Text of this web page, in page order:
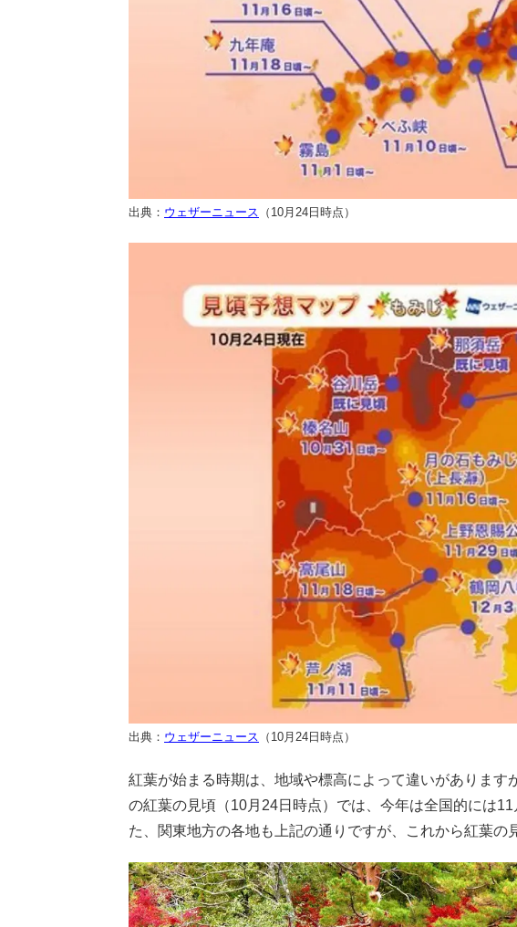
出典： ウェザーニュース （10月24日時点）
出典： ウェザーニュース （10月24日時点）
紅葉が始まる時期は、地域や標高によって違いがあります
の紅葉の見頃（10月24日時点）では、今年は全国的には
た、関東地方の各地も上記の通りですが、これから紅葉の